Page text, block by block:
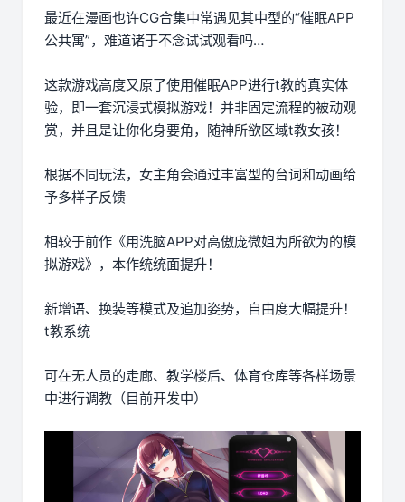
最近在漫画也许CG合集中常遇见其中型的“催眠APP
公共寓”，难道诸于不念试试观看吗…
这款游戏高度又原了使用催眠APP进行t教的真实体
验，即一套沉浸式模拟游戏！并非固定流程的被动观
赏，并且是让你化身要角，随神所欲区域t教女孩！
根据不同玩法，女主角会通过丰富型的台词和动画给
予多样子反馈
相较于前作《用洗脑APP对高傲庞微姐为所欲为的模
拟游戏》，本作统统面提升！
新增语、换装等模式及追加姿势，自由度大幅提升！
t教系统
可在无人员的走廊、教学楼后、体育仓库等各样场景
中进行调教（目前开发中）